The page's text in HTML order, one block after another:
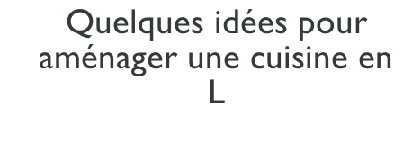
Quelques idées pour
aménager une cuisine en
L